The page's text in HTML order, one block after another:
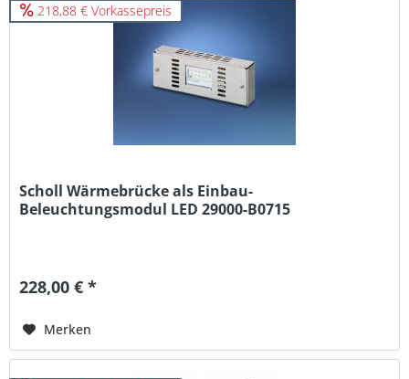
218,88 € Vorkassepreis
Scholl Wärmebrücke als Einbau-
Beleuchtungsmodul LED 29000-B0715
228,00 € *
Merken